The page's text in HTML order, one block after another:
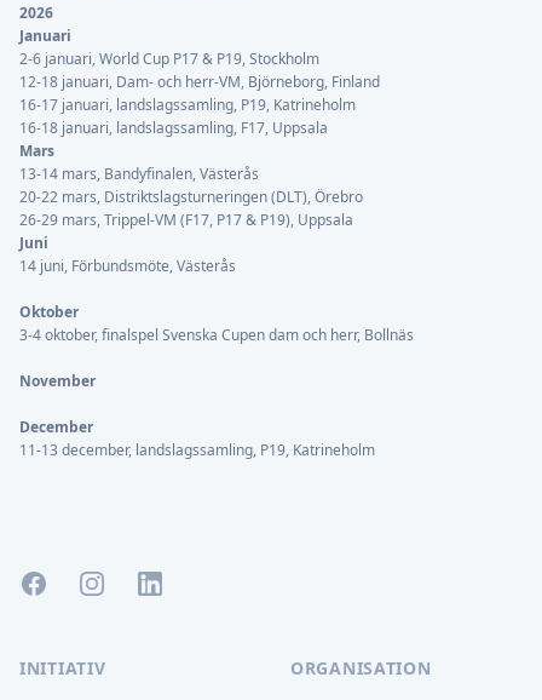
2026
Januari
2-6 januari, World Cup P17 & P19, Stockholm
12-18 januari, Dam- och herr-VM, Björneborg, Finland
16-17 januari, landslagssamling, P19, Katrineholm
16-18 januari, landslagssamling, F17, Uppsala
Mars
13-14 mars, Bandyfinalen, Västerås
20-22 mars, Distriktslagsturneringen (DLT), Örebro
26-29 mars, Trippel-VM (F17, P17 & P19), Uppsala
Juni
14 juni, Förbundsmöte, Västerås
Oktober
3-4 oktober, finalspel Svenska Cupen dam och herr, Bollnäs
November
December
11-13 december, landslagssamling, P19, Katrineholm
FacebookInstagramLinkedIn
INITIATIV ORGANISATION